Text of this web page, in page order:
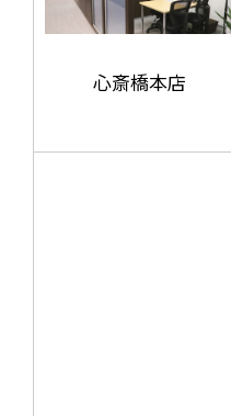
心斎橋本店